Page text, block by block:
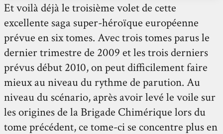
Et voilà déjà le troisième volet de cette
excellente saga super-héroïque européenne
prévue en six tomes. Avec trois tomes parus le
dernier trimestre de 2009 et les trois derniers
prévus début 2010, on peut difficilement faire
mieux au niveau du rythme de parution. Au
niveau du scénario, après avoir levé le voile sur
les origines de la Brigade Chimérique lors du
tome précédent, ce tome-ci se concentre plus en